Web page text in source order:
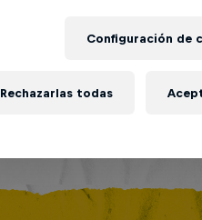
Configuración de
Rechazarlas todas